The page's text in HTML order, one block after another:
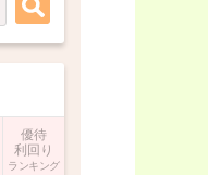
優待
利回り
ランキング